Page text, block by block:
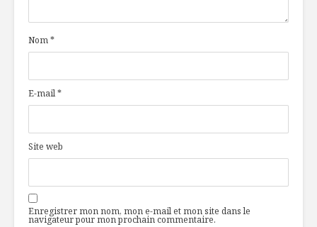
Nom*
E-mail*
Site web
Enregistrer mon nom, mon e-mail et mon site dans le
navigateur pour mon prochain commentaire.